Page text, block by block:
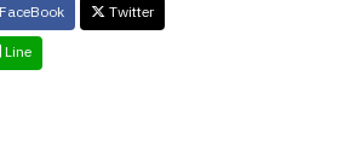
FaceBook
Twitter
Line